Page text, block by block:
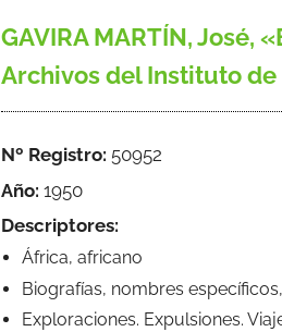
GAVIRA MARTÍN, José,
Archivos del Instituto de
Nº Registro: 50952
Año: 1950
Descriptores:
África, africano
Biografías, nombres
Exploraciones. Expulsiones.